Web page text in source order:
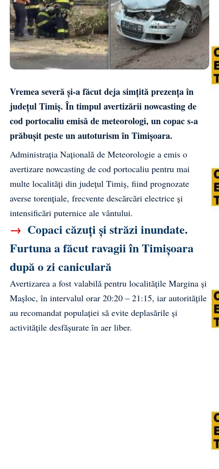
Vremea severă și-a făcut deja simțită prezența în
județul Timiș. În timpul avertizării nowcasting de
cod portocaliu emisă de meteorologi, un copac s-a
prăbușit peste un autoturism în Timișoara.
Administrația Națională de Meteorologie a emis o
avertizare nowcasting de cod portocaliu pentru mai
multe localități din județul Timiș, fiind prognozate
averse torențiale, frecvente descărcări electrice și
intensificări puternice ale vântului.
→ Copaci căzuți și străzi inundate.
Furtuna a făcut ravagii în Timișoara
după o zi caniculară
Avertizarea a fost valabilă pentru localitățile Margina și
Mașloc, în intervalul orar 20:20 – 21:15, iar autoritățile
au recomandat populației să evite deplasările și
activitățile desfășurate în aer liber.